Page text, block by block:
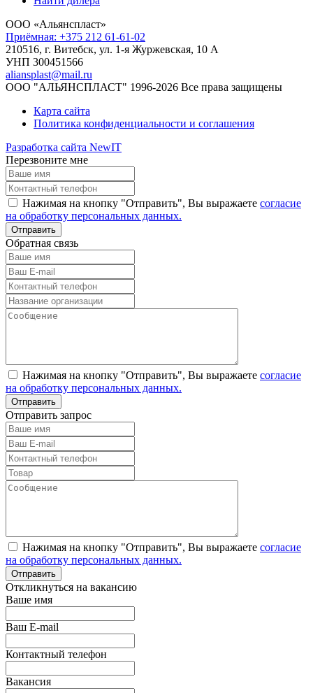
ООО «Альянспласт»
Приёмная: +375 212 61-61-02
210516, г. Витебск, ул. 1-я Журжевская, 10 А
УНП 300451566
aliansplast@mail.ru
ООО "АЛЬЯНСПЛАСТ" 1996-2026 Все права защищены
Карта сайта
Политика конфиденциальности и соглашения
Разработка сайта NewIT
Перезвоните мне
Нажимая на кнопку "Отправить", Вы выражаете согласие
на обработку персональных данных.
Обратная связь
Нажимая на кнопку "Отправить", Вы выражаете согласие
на обработку персональных данных.
Отправить запрос
Нажимая на кнопку "Отправить", Вы выражаете согласие
на обработку персональных данных.
Откликнуться на вакансию
Ваше имя
Ваш E-mail
Контактный телефон
Вакансия